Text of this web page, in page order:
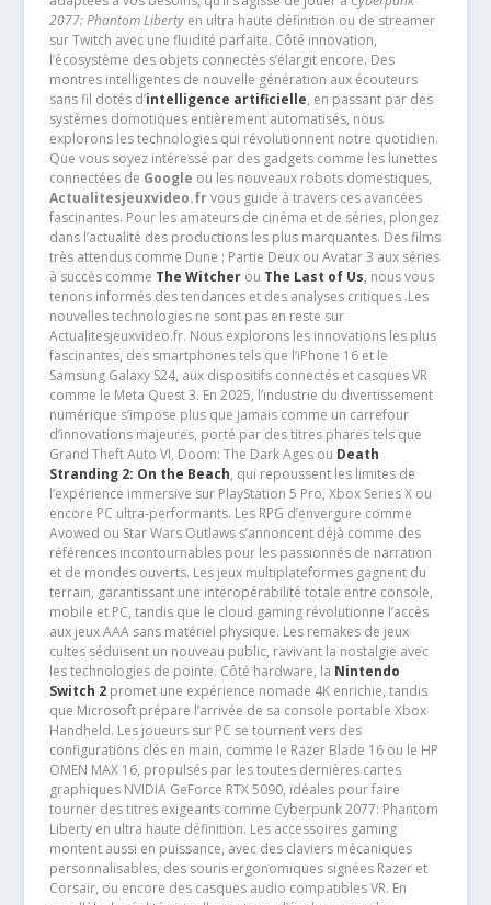
2077: Phantom Libertyen ultra haute définition ou de streamer
sur Twitch avec une fluidité parfaite. Côté innovation,
l’écosystème des objets connectés s’élargit encore. Des
montres intelligentes de nouvelle génération aux écouteurs
sans fil dotés d’intelligence artificielle, en passant par des
systèmes domotiques entièrement automatisés, nous
explorons les technologies qui révolutionnent notre quotidien.
Que vous soyez intéressé par des gadgets comme les lunettes
connectées de Google ou les nouveaux robots domestiques,
Actualitesjeuxvideo.frvous guide à travers ces avancées
fascinantes. Pour les amateurs de cinéma et de séries, plongez
dans l’actualité des productions les plus marquantes. Des films
très attendus comme Dune : Partie Deux ou Avatar 3 aux séries
à succès comme The Witcherou The Last of Us, nous vous
tenons informés des tendances et des analyses critiques .Les
nouvelles technologies ne sont pas en reste sur
Actualitesjeuxvideo.fr. Nous explorons les innovations les plus
fascinantes, des smartphones tels que l’iPhone 16 et le
Samsung Galaxy S24, aux dispositifs connectés et casques VR
comme le Meta Quest 3. En 2025, l’industrie du divertissement
numérique s’impose plus que jamais comme un carrefour
d’innovations majeures, porté par des titres phares tels que
Grand Theft Auto VI, Doom: The Dark Ages ou Death
Stranding 2: On the Beach, qui repoussent les limites de
l’expérience immersive sur PlayStation 5 Pro, Xbox Series X ou
encore PC ultra-performants. Les RPG d’envergure comme
Avowed ou Star Wars Outlaws s’annoncent déjà comme des
références incontournables pour les passionnés de narration
et de mondes ouverts. Les jeux multiplateformes gagnent du
terrain, garantissant une interopérabilité totale entre console,
mobile et PC, tandis que le cloud gaming révolutionne l’accès
aux jeux AAA sans matériel physique. Les remakes de jeux
cultes séduisent un nouveau public, ravivant la nostalgie avec
les technologies de pointe. Côté hardware, la Nintendo
Switch 2promet une expérience nomade 4K enrichie, tandis
que Microsoft prépare l’arrivée de sa console portable Xbox
Handheld. Les joueurs sur PC se tournent vers des
configurations clés en main, comme le Razer Blade 16 ou le HP
OMEN MAX 16, propulsés par les toutes dernières cartes
graphiques NVIDIA GeForce RTX 5090, idéales pour faire
tourner des titres exigeants comme Cyberpunk 2077: Phantom
Liberty en ultra haute définition. Les accessoires gaming
montent aussi en puissance, avec des claviers mécaniques
personnalisables, des souris ergonomiques signées Razer et
Corsair, ou encore des casques audio compatibles VR. En